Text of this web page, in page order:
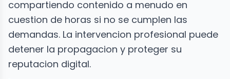
compartiendo contenido a menudo en
cuestion de horas si no se cumplen las
demandas. La intervencion profesional puede
detener la propagacion y proteger su
reputacion digital.